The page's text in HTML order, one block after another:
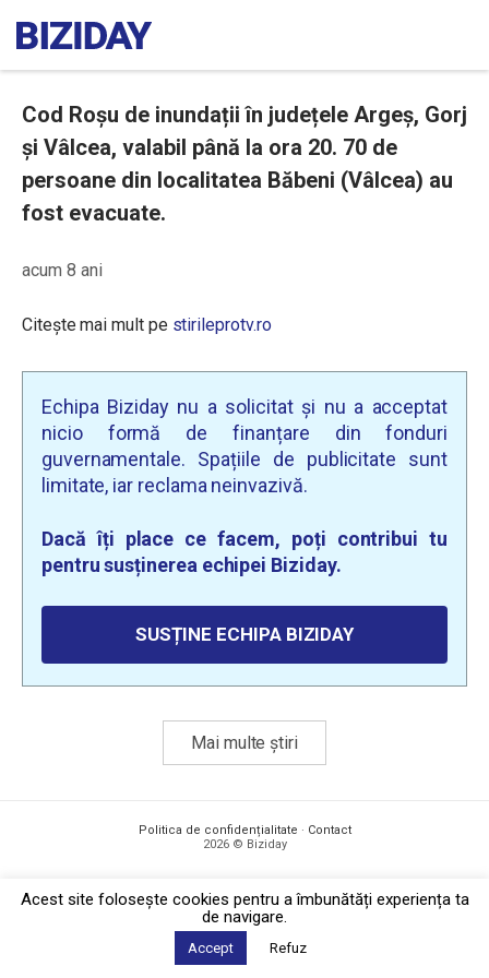
Cod Roșu de inundații în județele Argeș, Gorj
și Vâlcea, valabil până la ora 20. 70 de
persoane din localitatea Băbeni (Vâlcea) au
fost evacuate.
acum 8 ani
Citește mai mult pe stirileprotv.ro
Echipa Biziday nu a solicitat și nu a acceptat
nicio formă de finanțare din fonduri
guvernamentale. Spațiile de publicitate sunt
limitate, iar reclama neinvazivă.
Dacă îți place ce facem, poți contribui tu
pentru susținerea echipei Biziday.
SUSȚINE ECHIPA BIZIDAY
Mai multe știri
Politica de confidențialitate · Contact
2026 © Biziday
Acest site foloseşte cookies pentru a îmbunătăți experiența ta
de navigare.
Accept Refuz